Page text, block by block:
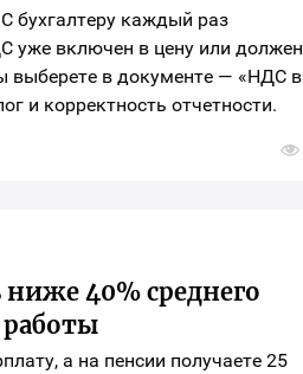
бухгалтеру каждый раз
уже включен в цену или должен
выберете в документе — «НДС в
и корректность отчетности.
40% среднего
работы
а на пенсии получаете 25